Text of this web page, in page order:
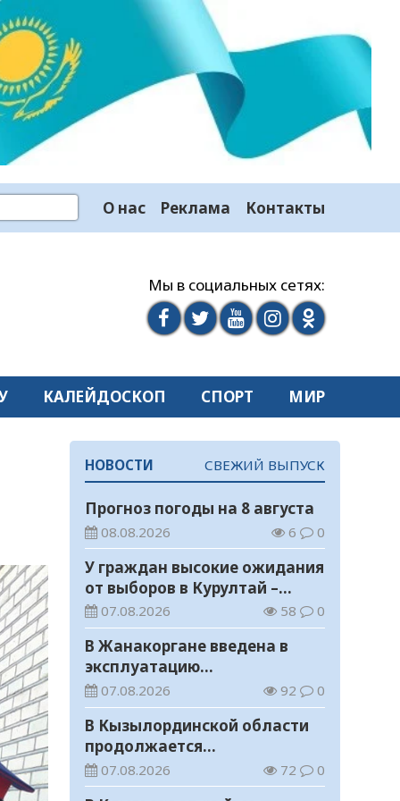
О нас Реклама Контакты
Мы в социальных сетях:
КАЛЕЙДОСКОП СПОРТ МИР
НОВОСТИ СВЕЖИЙ ВЫПУСК
Прогноз погоды на 8 августа
08.08.2026 6 0
У граждан высокие ожидания
от выборов в Курултай –
опрос общественного мнения
07.08.2026 58 0
В Жанакоргане введена в
эксплуатацию
водораспределительная
станция
07.08.2026 92 0
В Кызылординской области
продолжается
экологическая акция «Таза
Қазақстан»
07.08.2026 72 0